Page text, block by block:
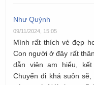
Như Quỳnh
09/11/2024, 15:05
Mình rất thích vẻ đẹp
Con người ở đây rất
dẫn viên am hiểu,
Chuyến đi khá suôn